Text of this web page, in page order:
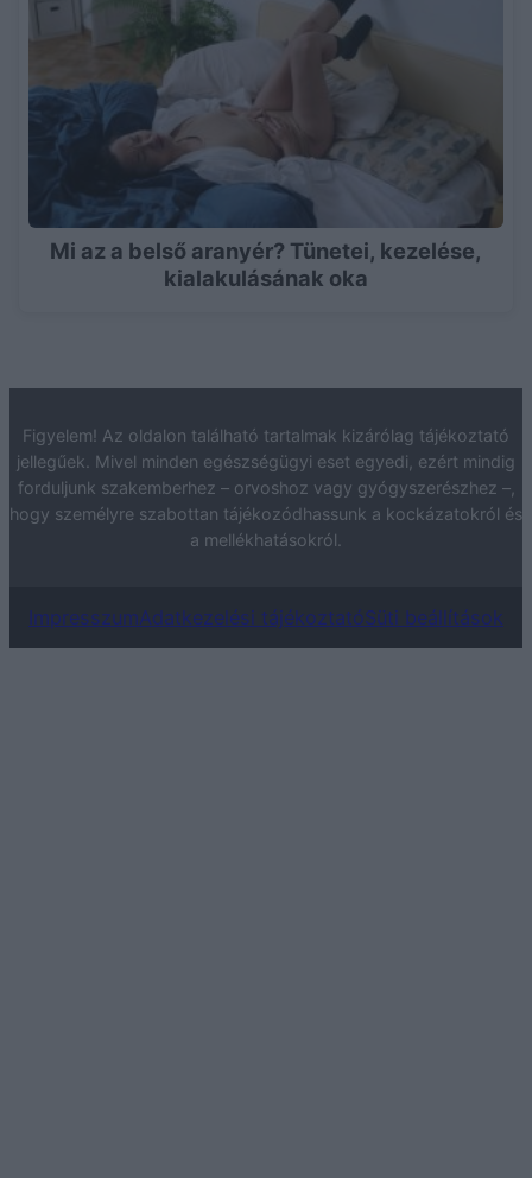
Mi az a belső aranyér? Tünetei, kezelése,
kialakulásának oka
Figyelem! Az oldalon található tartalmak kizárólag tájékoztató
jellegűek. Mivel minden egészségügyi eset egyedi, ezért mindig
forduljunk szakemberhez – orvoshoz vagy gyógyszerészhez –,
hogy személyre szabottan tájékozódhassunk a kockázatokról és
a mellékhatásokról.
ImpresszumAdatkezelési tájékoztatóSüti beállítások